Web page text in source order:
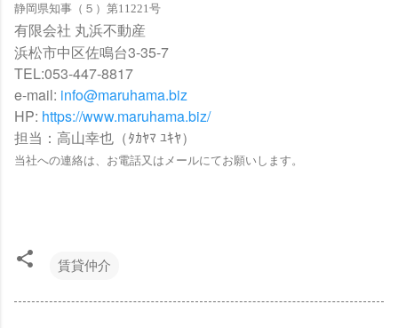
静岡県知事（５）第11221号
有限会社 丸浜不動産
浜松市中区佐鳴台3-35-7
TEL:053-447-8817
e-mail: info@maruhama.biz
HP: https://www.maruhama.biz/
担当：高山幸也（ﾀｶﾔﾏ ﾕｷﾔ）
当社への連絡は、お電話又はメールにてお願いします。
賃貸仲介